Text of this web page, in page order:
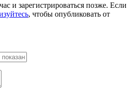
и зарегистрироваться позже. Если
, чтобы опубликовать от